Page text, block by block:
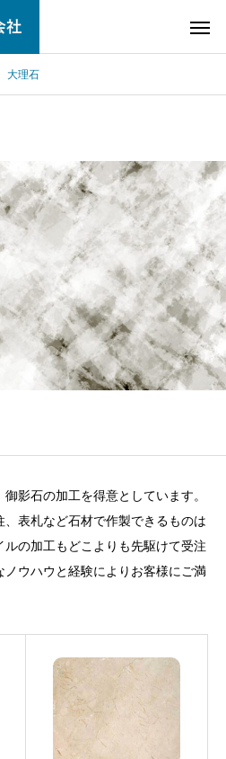
大理石
影石の加工を得意としています。
表札など石材で作製できるものは
の加工もどこよりも先駆けて受注
ウハウと経験によりお客様にご満